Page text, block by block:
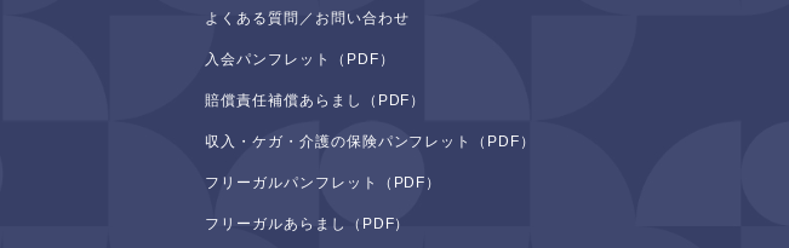
よくある質問／お問い合わせ
入会パンフレット（PDF）
賠償責任補償あらまし（PDF）
収入・ケガ・介護の保険パンフレット（PDF）
フリーガルパンフレット（PDF）
フリーガルあらまし（PDF）